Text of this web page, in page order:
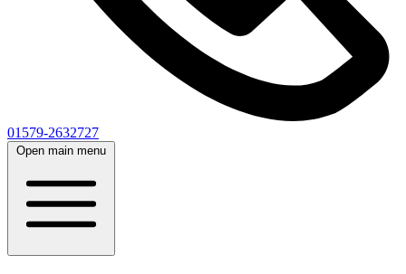
01579-2632727
Open main menu